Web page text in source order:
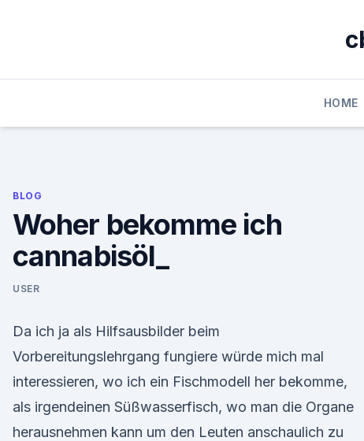
HOME
BLOG
Woher bekomme ich
cannabisöl_
USER
Da ich ja als Hilfsausbilder beim
Vorbereitungslehrgang fungiere würde mich mal
interessieren, wo ich ein Fischmodell her bekomme,
als irgendeinen Süßwasserfisch, wo man die Organe
herausnehmen kann um den Leuten anschaulich zu